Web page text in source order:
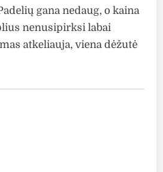
gana nedaug, o kaina
nenusipirksi labai
atkeliauja, viena dėžutė